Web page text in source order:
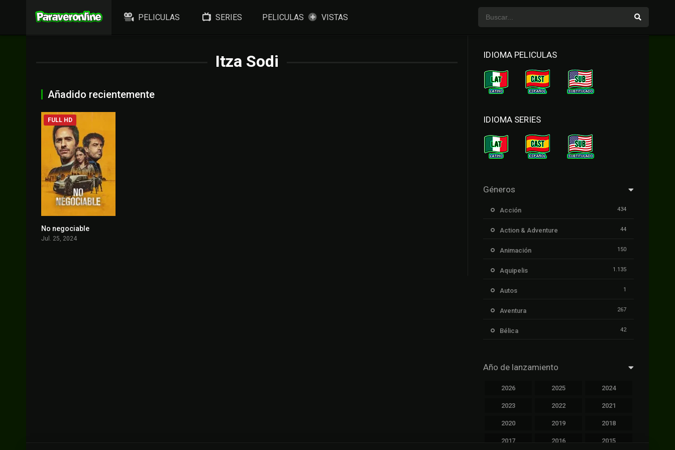
PELICULAS SERIES PELICULAS VISTAS
Itza Sodi
Añadido recientemente
FULL HD
No negociable
Jul. 25, 2024
IDIOMA PELICULAS
IDIOMA SERIES
Géneros
Acción 434
Action & Adventure 44
Animación 150
Aquipelis 1.135
Autos 1
Aventura 267
Bélica 42
Cinecalidad
Cinetux 1.139
Año de lanzamiento
2026 2025 2024
2023 2022 2021
2020 2019 2018
2017 2016 2015